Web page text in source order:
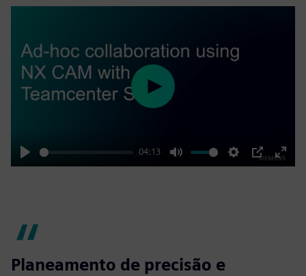
Play
04:13
Mute Settings
PIP
Enter
Play
Planeamento de precisão e